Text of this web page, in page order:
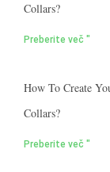
Collars?
Preberite več "
How To Create
Collars?
Preberite več "